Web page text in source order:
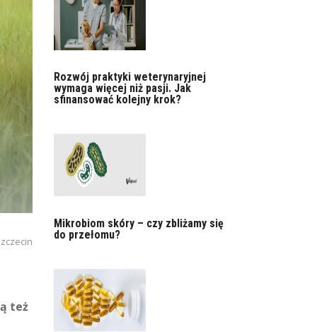
też
Rozwój praktyki weterynaryjnej
wymaga więcej niż pasji. Jak
sfinansować kolejny krok?
Mikrobiom skóry – czy zbliżamy się
do przełomu?